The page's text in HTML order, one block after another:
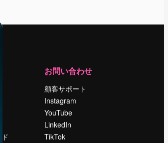
お問い合わせ
顧客サポート
Instagram
YouTube
LinkedIn
TikTok